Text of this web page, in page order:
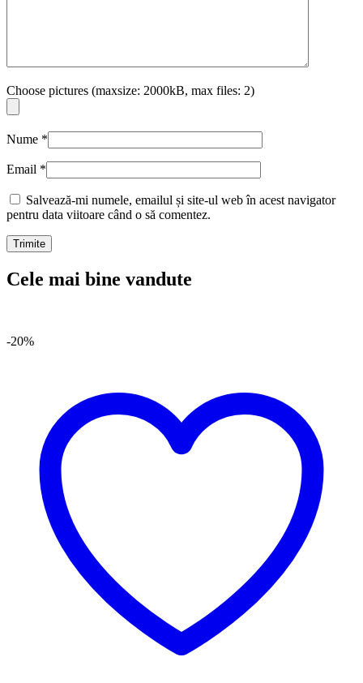
Choose pictures (maxsize: 2000kB, max files: 2)
Nume *
Email *
Salvează-mi numele, emailul și site-ul web în acest navigator
pentru data viitoare când o să comentez.
Cele mai bine vandute
-20%